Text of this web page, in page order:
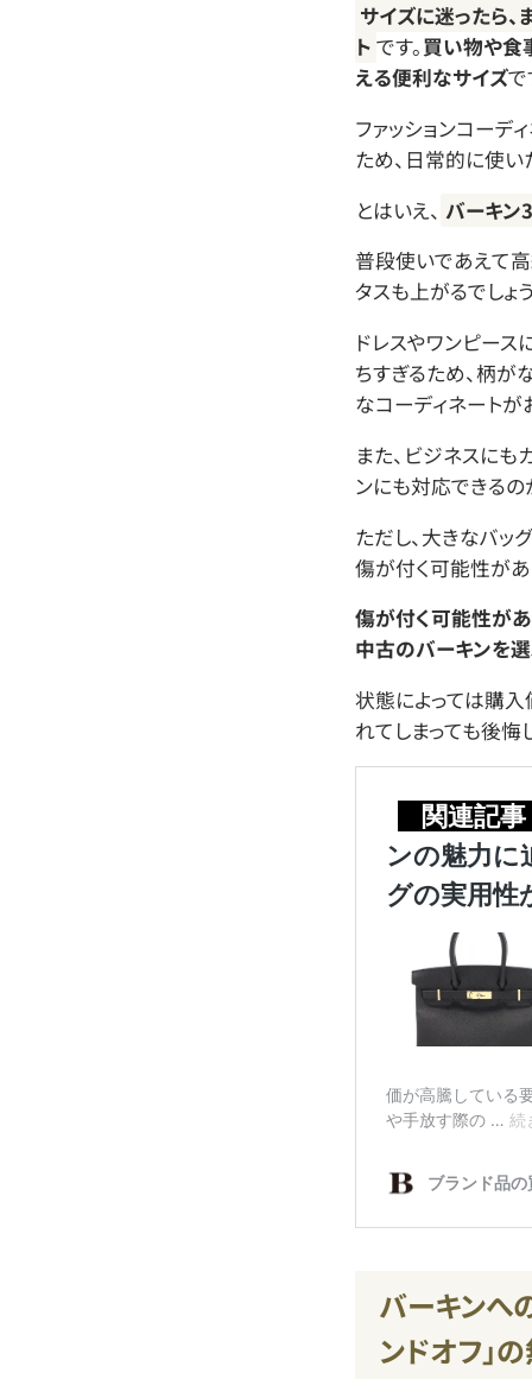
サイズに迷ったら
ト です。買い物や食
える便利なサイズで
ファッションコーデ
ため、日常的に使い
とはいえ、 バーキン
普段使いであえて
タスも上がるでしょう
ドレスやワンピー
ちすぎるため、柄が
なコーディネートが
また、ビジネスにも
ンにも対応できるの
ただし、大きなバッ
傷が付く可能性が
傷が付く可能性が
中古のバーキンを
状態によっては購入
れてしまっても後悔
バーキンへ
ンドオフ」